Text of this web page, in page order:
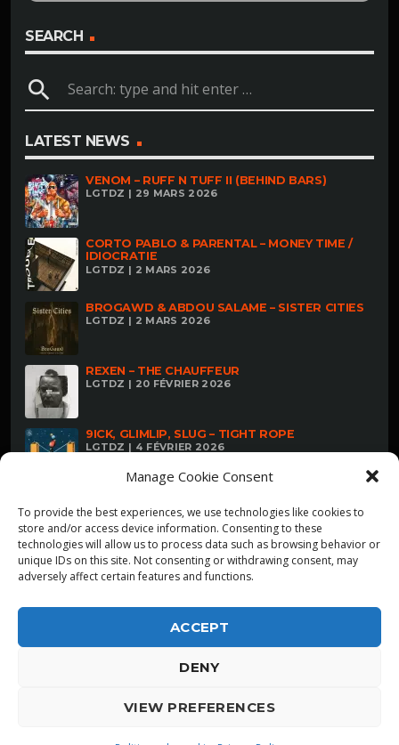
Manage Cookie Consent
To provide the best experiences, we use technologies like cookies to
store and/or access device information. Consenting to these
technologies will allow us to process data such as browsing behavior or
unique IDs on this site. Not consenting or withdrawing consent, may
adversely affect certain features and functions.
ACCEPT
DENY
VIEW PREFERENCES
SEARCH
search
LATEST NEWS
VENOM – RUFF N TUFF II (BEHIND BARS)
LGTDZ | 29 MARS 2026
CORTO PABLO & PARENTAL – MONEY TIME /
IDIOCRATIE
LGTDZ | 2 MARS 2026
BROGAWD & ABDOU SALAME – SISTER CITIES
LGTDZ | 2 MARS 2026
REXEN – THE CHAUFFEUR
LGTDZ | 20 FÉVRIER 2026
9ICK, GLIMLIP, SLUG – TIGHT ROPE
LGTDZ | 4 FÉVRIER 2026
ALPHA DIALLO - TOUS DROITS RESERVES